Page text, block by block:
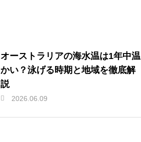
オーストラリアの海水温は1年中温
かい？泳げる時期と地域を徹底解
説
2026.06.09